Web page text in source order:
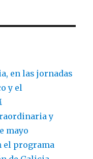
en las jornadas
y el
y
mayo
el programa